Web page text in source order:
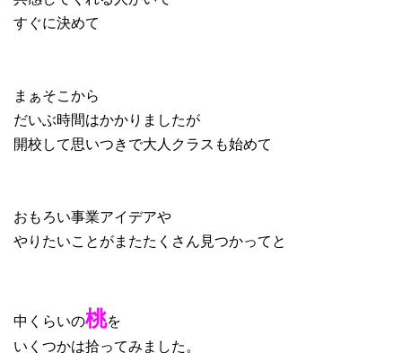
すぐに決めて
まぁそこから
だいぶ時間はかかりましたが
開校して思いつきで大人クラスも始めて
おもろい事業アイデアや
やりたいことがまたたくさん見つかってと
中くらいの桃を
いくつかは拾ってみました。